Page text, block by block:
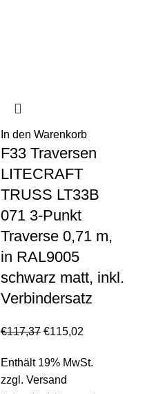
In den Warenkorb
F33 Traversen
LITECRAFT
TRUSS LT33B
071 3-Punkt
Traverse 0,71 m,
in RAL9005
schwarz matt, inkl.
Verbindersatz
€117,37 €115,02
Enthält 19% MwSt.
zzgl. Versand